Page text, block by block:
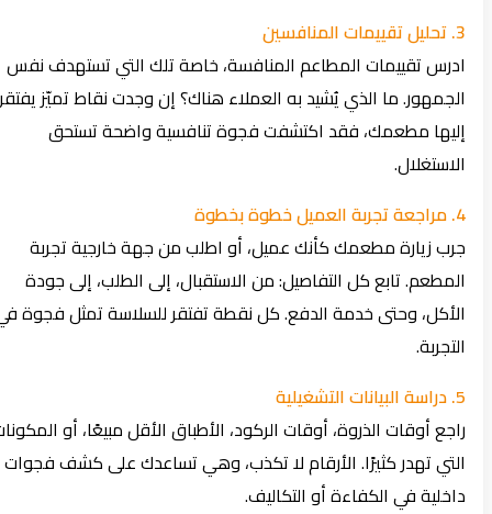
ادرس تقييمات المطاعم المنافسة، خاصة تلك التي تستهدف نفس
الجمهور. ما الذي يُشيد به العملاء هناك؟ إن وجدت نقاط تميّز يفتقر
إليها مطعمك، فقد اكتشفت فجوة تنافسية واضحة تستحق
الاستغلال.
جرب زيارة مطعمك كأنك عميل، أو اطلب من جهة خارجية تجربة
المطعم. تابع كل التفاصيل: من الاستقبال، إلى الطلب، إلى جودة
الأكل، وحتى خدمة الدفع. كل نقطة تفتقر للسلاسة تمثل فجوة في
التجربة.
راجع أوقات الذروة، أوقات الركود، الأطباق الأقل مبيعًا، أو المكونات
التي تهدر كثيرًا. الأرقام لا تكذب، وهي تساعدك على كشف فجوات
داخلية في الكفاءة أو التكاليف.